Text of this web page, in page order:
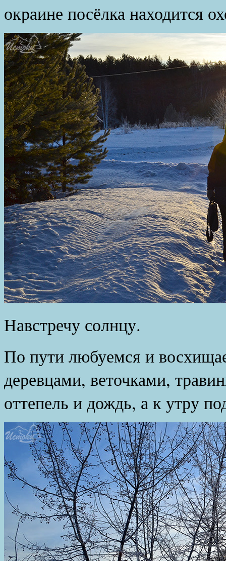
окраине посёлка находится
Навстречу солнцу.
По пути любуемся и
деревцами, веточками,
оттепель и дождь, а к утру